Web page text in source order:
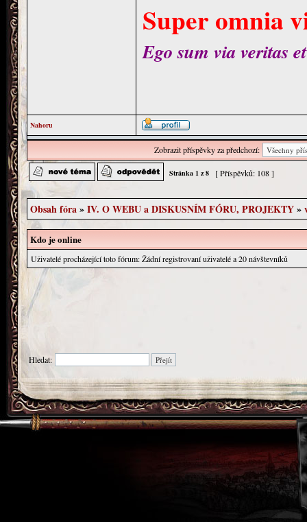
Super omnia
Ego sum via veritas
Nahoru
Zobrazit příspěvky za předchozí:
Stránka 1 z8 [ Příspěvků: 108 ]
Obsah fóra»IV. O WEBU a DISKUSNÍM FÓRU, PROJEKTY»
Kdo je online
Uživatelé procházející toto fórum: Žádní registrovaní uživatelé a 20 návštevníků
Hledat: